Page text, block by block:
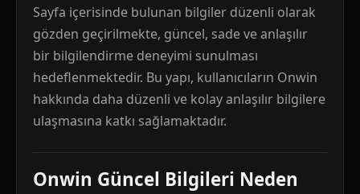
Sayfa içerisinde bulunan bilgiler düzenli olarak
gözden geçirilmekte, güncel, sade ve anlaşılır
bir bilgilendirme deneyimi sunulması
hedeflenmektedir. Bu yapı, kullanıcıların Onwin
hakkında daha düzenli ve kolay anlaşılır bilgilere
ulaşmasına katkı sağlamaktadır.
Onwin Güncel Bilgileri Neden